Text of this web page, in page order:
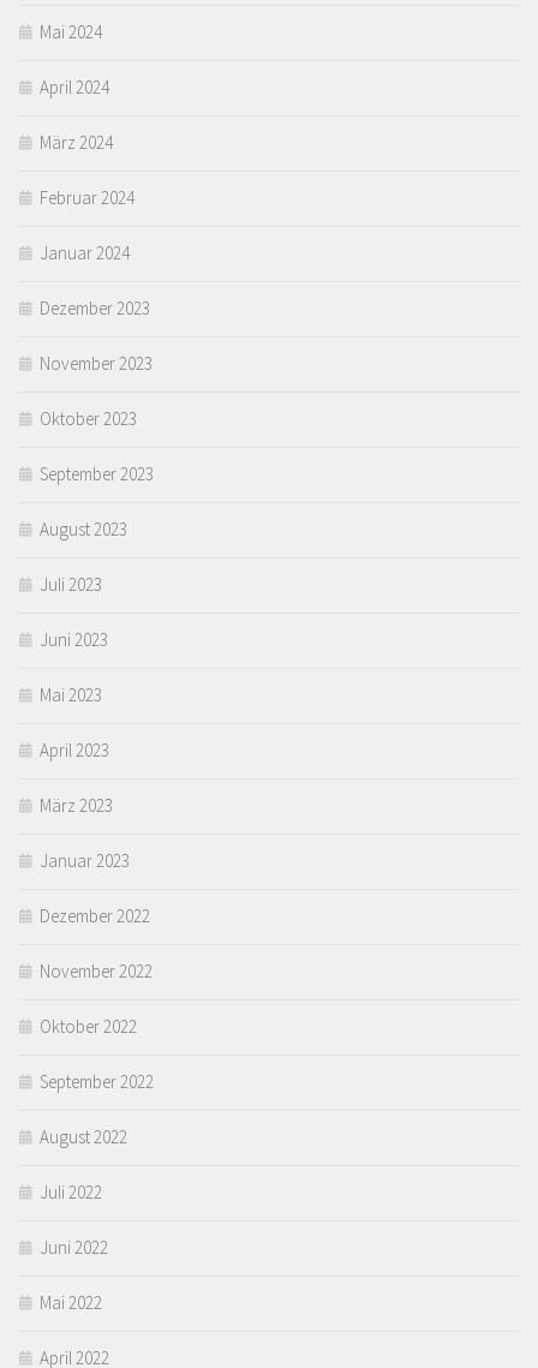
Mai 2024
April 2024
März 2024
Februar 2024
Januar 2024
Dezember 2023
November 2023
Oktober 2023
September 2023
August 2023
Juli 2023
Juni 2023
Mai 2023
April 2023
März 2023
Januar 2023
Dezember 2022
November 2022
Oktober 2022
September 2022
August 2022
Juli 2022
Juni 2022
Mai 2022
April 2022